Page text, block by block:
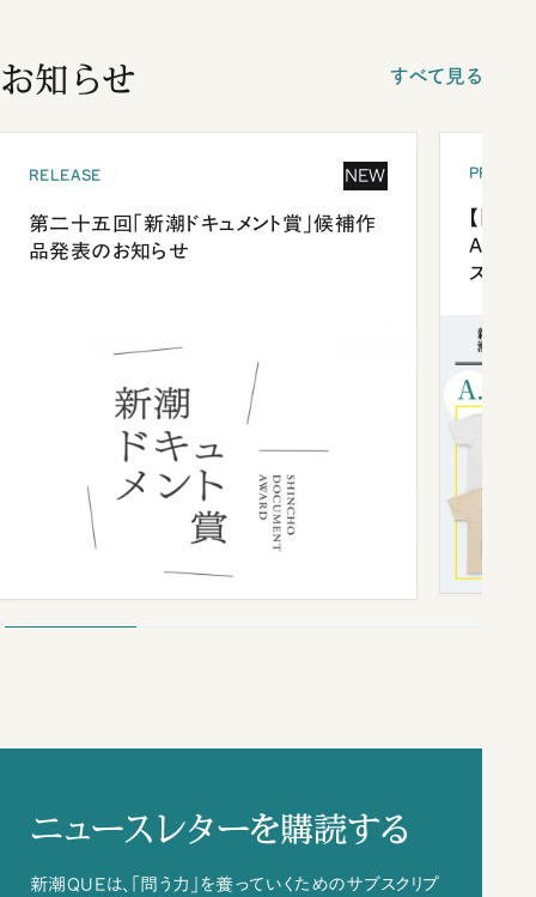
お知らせ すべて見る
RELEASE NEW
第二十五回「新潮ドキュメント賞」候補作
品発表のお知らせ
【「新
ズプレ
ニュースレターを購読する
新潮QUEは、「問う力」を養っていくためのサブスクリプ